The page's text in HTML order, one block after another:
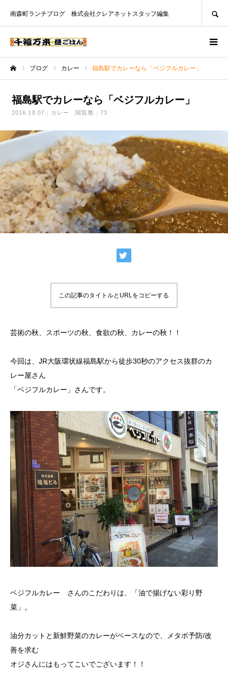
南森町ランチブログ 株式会社クレアネットスタッフ編集
ブログ カレー 福島駅でカレーなら「ベジフルカレー」
福島駅でカレーなら「ベジフルカレー」
2016.10.07 カレー 閲覧数：73
この記事のタイトルとURLをコピーする
芸術の秋、スポーツの秋、食欲の秋、カレーの秋！！
今回は、JR大阪環状線福島駅から徒歩30秒のアクセス抜群のカ
レー屋さん
「ベジフルカレー」さんです。
ベジフルカレー さんのこだわりは、「油で揚げない彩り野
菜」。
油分カットと新鮮野菜のカレーがベースなので、メタボ予防/改
善を求む
オジさんにはもってこいでございます！！